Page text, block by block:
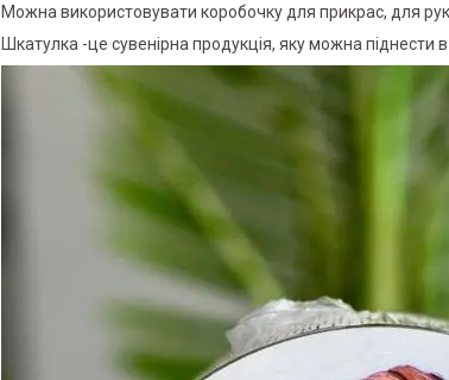
Можна використовувати коробочку для прикрас, для
Шкатулка -це сувенірна продукція, яку можна піднести